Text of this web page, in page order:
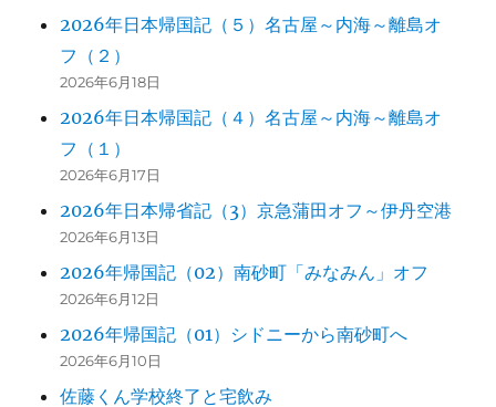
2026年日本帰国記（５）名古屋～内海～離島オ
フ（２）
2026年6月18日
2026年日本帰国記（４）名古屋～内海～離島オ
フ（１）
2026年6月17日
2026年日本帰省記（3）京急蒲田オフ～伊丹空港
2026年6月13日
2026年帰国記（02）南砂町「みなみん」オフ
2026年6月12日
2026年帰国記（01）シドニーから南砂町へ
2026年6月10日
佐藤くん学校終了と宅飲み